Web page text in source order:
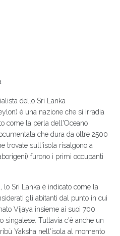
dello Sri Lanka
è una nazione che si irradia
come la perla dell'Oceano
che dura da oltre 2500
trovate sull'isola risalgono a
furono i primi occupanti
lo Sri Lanka è indicato come la
gli abitanti dal punto in cui
Vijaya insieme ai suoi 700
singalese. Tuttavia c'è anche un
Yaksha nell'isola al momento